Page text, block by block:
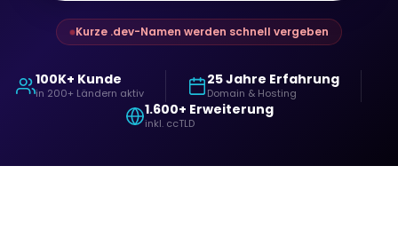
Kurze .dev-Namen werden schnell vergeben
100K+ Kunde
in 200+ Ländern aktiv
25 Jahre Erfahrung
Domain & Hosting
1.600+ Erweiterung
inkl. ccTLD